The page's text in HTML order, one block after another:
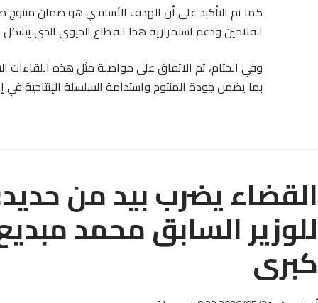
كما تم التأكيد على أن الهدف الأساسي هو ضمان
الفلاحين ودعم استمرارية هذا القطاع الحيوي الذي
وفي الختام، تم الاتفاق على مواصلة مثل هذه اللقاءات
بما يضمن جودة المنتوج واستدامة السلسلة الإنتاجية
للوزير السابق محمد
كبرى